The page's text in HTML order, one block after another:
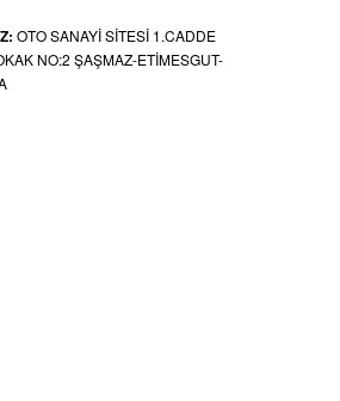
OTO SANAYİ SİTESİ 1.CADDE
NO:2 ŞAŞMAZ-ETİMESGUT-